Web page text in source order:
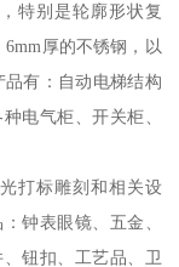
特别是轮廓形状复
厚的不锈钢，以
有：自动电梯结构
电气柜、开关柜、
打标雕刻和相关设
钟表眼镜、五金、
钮扣、工艺品、卫